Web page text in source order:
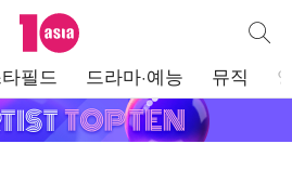
텐아시아 통합
필드 드라마·예능 뮤직